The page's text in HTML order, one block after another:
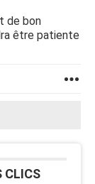
de bon
être patiente
CLICS